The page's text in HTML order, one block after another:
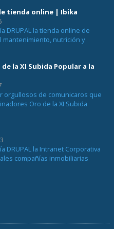
tienda online | Ibika
DRUPAL la tienda online de
mantenimiento, nutrición y
la XI Subida Popular a la
orgullosos de comunicaros que
Oro de la XI Subida
DRUPAL la Intranet Corporativa
compañías inmobiliarias